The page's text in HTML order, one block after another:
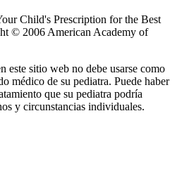
Child's Prescription for the Best
© 2006 American Academy of
este sitio web no debe usarse como
médico de su pediatra. Puede haber
que su pediatra podría
y circunstancias individuales.